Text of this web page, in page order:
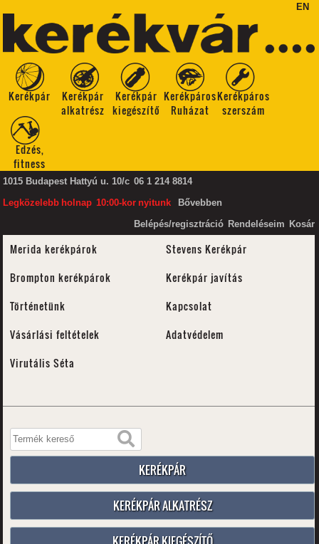
EN
Kerékpár
Kerékpár
alkatrész
Kerékpár
kiegészítő
Kerékpáros
Ruházat
Kerékpáros
szerszám
Edzés,
fitness
1015 Budapest Hattyú u. 10/c 06 1 214 8814
Legközelebb holnap 10:00-kor nyitunk
Bővebben
Belépés/regisztráció Rendeléseim Kosár
Merida kerékpárok
Stevens Kerékpár
Brompton kerékpárok
Kerékpár javítás
Történetünk
Kapcsolat
Vásárlási feltételek
Adatvédelem
Virutális Séta
KERÉKPÁR
KERÉKPÁR ALKATRÉSZ